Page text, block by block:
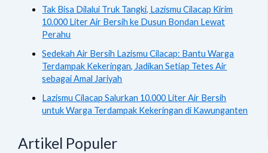
Tak Bisa Dilalui Truk Tangki, Lazismu Cilacap Kirim
10.000 Liter Air Bersih ke Dusun Bondan Lewat
Perahu
Sedekah Air Bersih Lazismu Cilacap: Bantu Warga
Terdampak Kekeringan, Jadikan Setiap Tetes Air
sebagai Amal Jariyah
Lazismu Cilacap Salurkan 10.000 Liter Air Bersih
untuk Warga Terdampak Kekeringan di Kawunganten
Artikel Populer